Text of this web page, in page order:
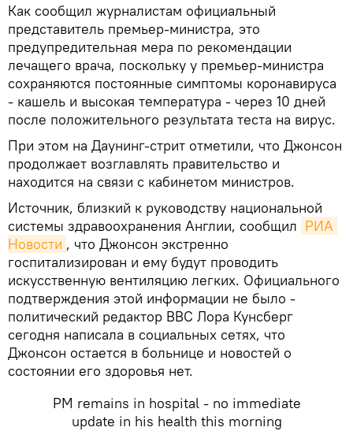
Как сообщил журналистам официальный
представитель премьер-министра, это
предупредительная мера по рекомендации
лечащего врача, поскольку у премьер-министра
сохраняются постоянные симптомы коронавируса
- кашель и высокая температура - через 10 дней
после положительного результата теста на вирус.
При этом на Даунинг-стрит отметили, что Джонсон
продолжает возглавлять правительство и
находится на связи с кабинетом министров.
Источник, близкий к руководству национальной
системы здравоохранения Англии, сообщил РИА
Новости , что Джонсон экстренно
госпитализирован и ему будут проводить
искусственную вентиляцию легких. Официального
подтверждения этой информации не было -
политический редактор BBC Лора Кунсберг
сегодня написала в социальных сетях, что
Джонсон остается в больнице и новостей о
состоянии его здоровья нет.
PM remains in hospital - no immediate
update in his health this morning